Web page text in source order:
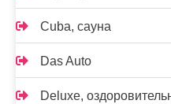
Cuba, сауна
Das Auto
Deluxe,